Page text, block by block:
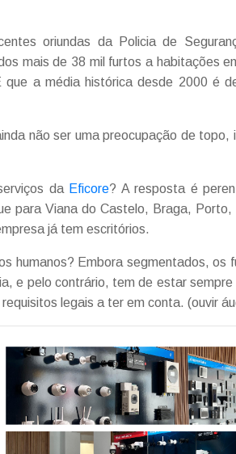
oriundas da Policia de
mais de 38 mil furtos a habitações
a média histórica desde 2000 é
não ser uma preocupação de topo,
da Eficore? A resposta é
para Viana do Castelo, Braga, Porto,
já tem escritórios.
humanos? Embora segmentados, os
e pelo contrário, tem de estar sempre
legais a ter em conta. (ouvir